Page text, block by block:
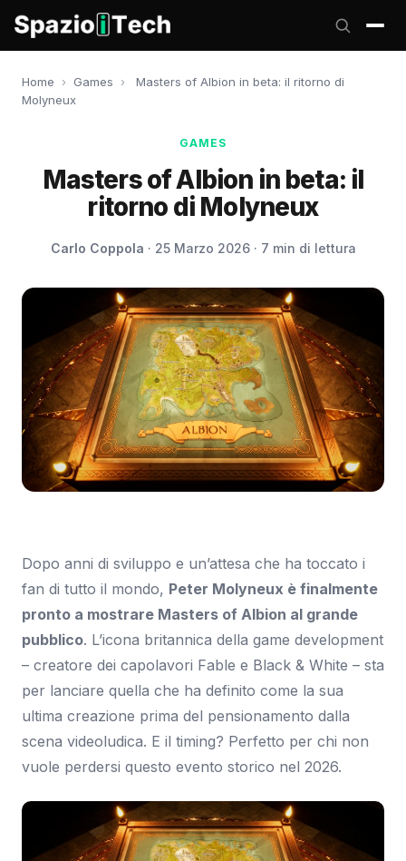
Home › Games ›
Masters of Albion in beta: il ritorno di
Molyneux
GAMES
Masters of Albion in beta: il
ritorno di Molyneux
Carlo Coppola · 25 Marzo 2026 · 7 min di lettura
Dopo anni di sviluppo e un’attesa che ha toccato i
fan di tutto il mondo, Peter Molyneux è finalmente
pronto a mostrare Masters of Albion al grande
pubblico. L’icona britannica della game development
– creatore dei capolavori Fable e Black & White – sta
per lanciare quella che ha definito come la sua
ultima creazione prima del pensionamento dalla
scena videoludica. E il timing? Perfetto per chi non
vuole perdersi questo evento storico nel 2026.